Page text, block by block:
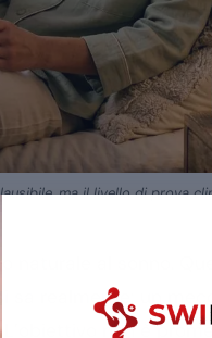
ma il livello di prova
naturale al sonno.
realmente: un
non è